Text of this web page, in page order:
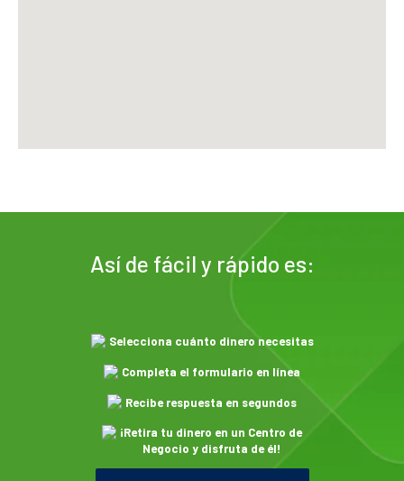
Así de fácil y rápido es:
Selecciona cuánto dinero necesitas
Completa el formulario en línea
Recibe respuesta en segundos
¡Retira tu dinero en un Centro de
Negocio y disfruta de él!